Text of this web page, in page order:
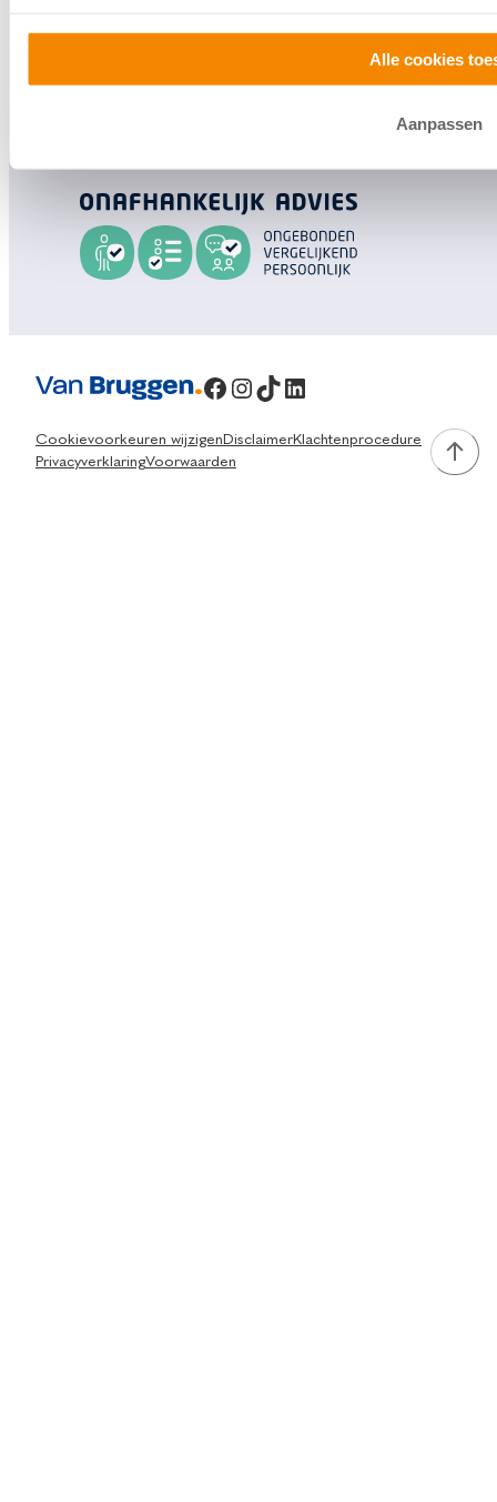
Alle cookies
Aanpassen
contact met ons op.
0800 1600
Facebook
Instagram
TikTok
LinkedIn
Cookievoorkeuren wijzigen DisclaimerKlachtenprocedure
PrivacyverklaringVoorwaarden